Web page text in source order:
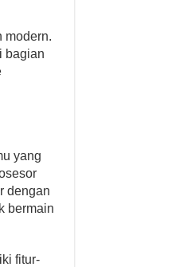
modern.
bagian
yang
dengan
bermain
fitur-